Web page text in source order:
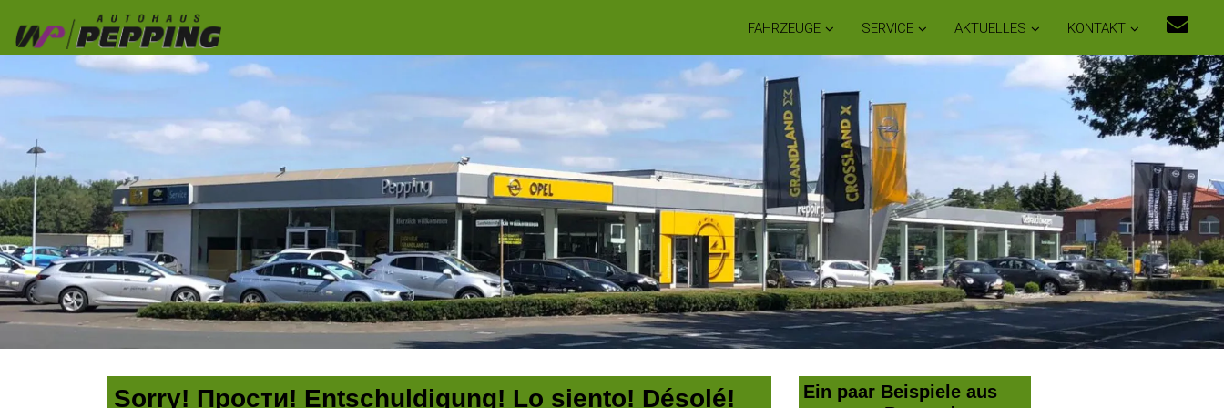
FAHRZEUGE SERVICE AKTUELLES KONTAKT
Sorry! Прости! Entschuldigung! Lo siento! Désolé!
Ein paar Beispiele aus